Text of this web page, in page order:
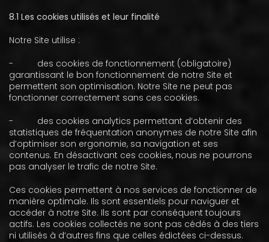
8.1 Les cookies utilisés et leur finalité
Notre Site utilise :
-
des cookies de fonctionnement (obligatoire)
garantissant le bon fonctionnement de notre Site et
permettent son optimisation. Notre Site ne peut pas
fonctionner correctement sans ces cookies.
-
des cookies analytics permettant d’obtenir des
statistiques de fréquentation anonymes de notre Site afin
d’optimiser son ergonomie, sa navigation et ses
contenus. En désactivant ces cookies, nous ne pourrons
pas analyser le trafic de notre Site.
Ces cookies permettent à nos services de fonctionner de
manière optimale. Ils sont essentiels pour naviguer et
accéder à notre Site. Ils sont par conséquent toujours
actifs. Les cookies collectés ne sont pas cédés à des tiers
ni utilisés à d’autres fins que celles édictées ci-dessus.